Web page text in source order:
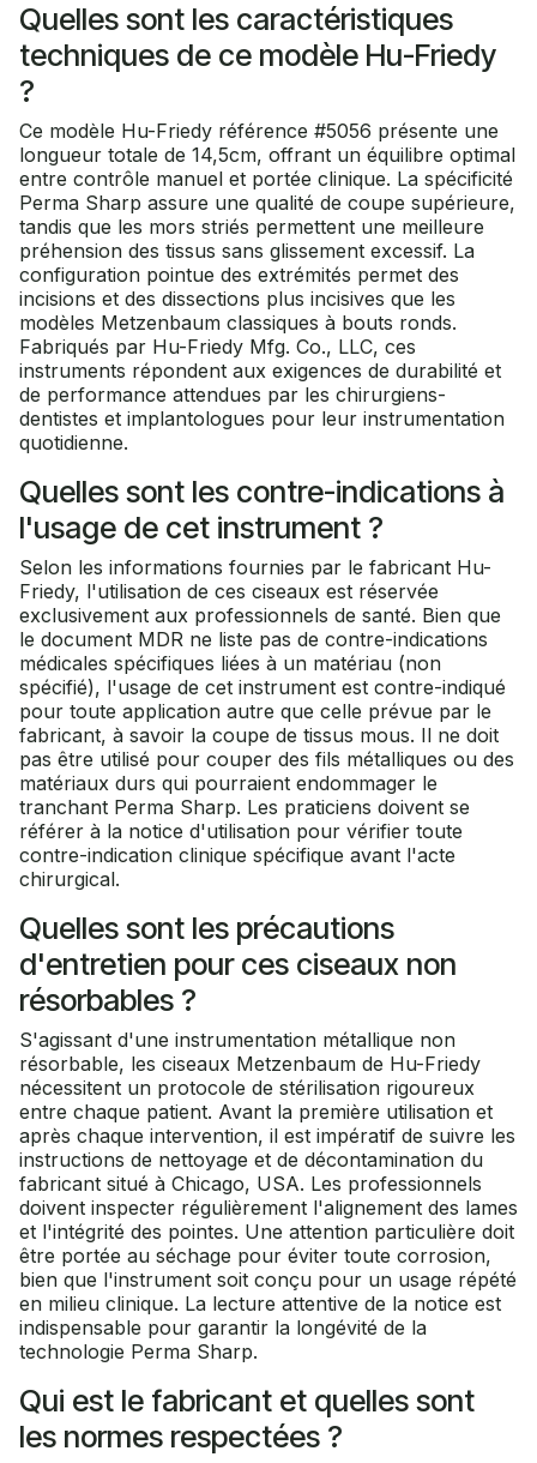
Quelles sont les caractéristiques
techniques de ce modèle Hu-Friedy
?
Ce modèle Hu-Friedy référence #5056 présente une
longueur totale de 14,5cm, offrant un équilibre optimal
entre contrôle manuel et portée clinique. La spécificité
Perma Sharp assure une qualité de coupe supérieure,
tandis que les mors striés permettent une meilleure
préhension des tissus sans glissement excessif. La
configuration pointue des extrémités permet des
incisions et des dissections plus incisives que les
modèles Metzenbaum classiques à bouts ronds.
Fabriqués par Hu-Friedy Mfg. Co., LLC, ces
instruments répondent aux exigences de durabilité et
de performance attendues par les chirurgiens-
dentistes et implantologues pour leur instrumentation
quotidienne.
Quelles sont les contre-indications à
l'usage de cet instrument ?
Selon les informations fournies par le fabricant Hu-
Friedy, l'utilisation de ces ciseaux est réservée
exclusivement aux professionnels de santé. Bien que
le document MDR ne liste pas de contre-indications
médicales spécifiques liées à un matériau (non
spécifié), l'usage de cet instrument est contre-indiqué
pour toute application autre que celle prévue par le
fabricant, à savoir la coupe de tissus mous. Il ne doit
pas être utilisé pour couper des fils métalliques ou des
matériaux durs qui pourraient endommager le
tranchant Perma Sharp. Les praticiens doivent se
référer à la notice d'utilisation pour vérifier toute
contre-indication clinique spécifique avant l'acte
chirurgical.
Quelles sont les précautions
d'entretien pour ces ciseaux non
résorbables ?
S'agissant d'une instrumentation métallique non
résorbable, les ciseaux Metzenbaum de Hu-Friedy
nécessitent un protocole de stérilisation rigoureux
entre chaque patient. Avant la première utilisation et
après chaque intervention, il est impératif de suivre les
instructions de nettoyage et de décontamination du
fabricant situé à Chicago, USA. Les professionnels
doivent inspecter régulièrement l'alignement des lames
et l'intégrité des pointes. Une attention particulière doit
être portée au séchage pour éviter toute corrosion,
bien que l'instrument soit conçu pour un usage répété
en milieu clinique. La lecture attentive de la notice est
indispensable pour garantir la longévité de la
technologie Perma Sharp.
Qui est le fabricant et quelles sont
les normes respectées ?